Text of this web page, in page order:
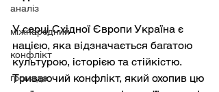
аналіз
міжнародний
конфлікт
громада
У серці Східної Європи Україна є
нацією, яка відзначається багатою
культурою, історією та стійкістю.
Триваючий конфлікт, який охопив цю